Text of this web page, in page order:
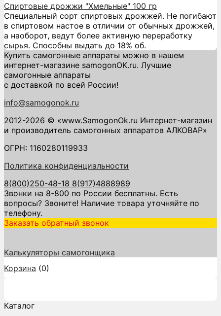
Спиртовые дрожжи "Хмельные" 100 гр
Специальный сорт спиртовых дрожжей. Не погибают
в спиртовом настое в отличии от обычных дрожжей,
а наоборот, ведут более активную переработку
сырья. Способны выдать до 18% об.
Купить самогонные аппараты можно в нашем
интернет-магазине samogonOK.ru. Лучшие
самогонные аппараты
с доставкой по всей России!
info@samogonok.ru
2012-2026 © «www.SamogonOk.ru Интернет-магазин
и производитель самогонных аппаратов АЛКОВАР»
ОГРН: 1160280119933
Политика конфиденциальности
8(800)250-48-18 8(917)4888989
Звонки на 8-800 по России бесплатны. Есть
вопросы? Звоните! Наличие товара уточняйте по
телефону.
Заказать обратный звонок
Калькуляторы самогонщика
Корзина (0)
Каталог